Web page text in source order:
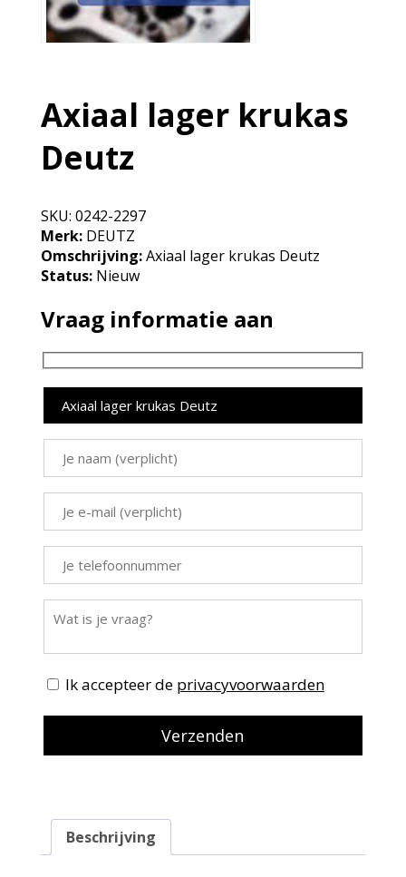
Axiaal lager krukas
Deutz
SKU: 0242-2297
Merk:DEUTZ
Omschrijving:Axiaal lager krukas Deutz
Status:Nieuw
Vraag informatie aan
Ik accepteer de privacyvoorwaarden
Beschrijving